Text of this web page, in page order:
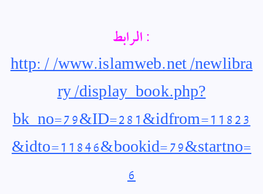
الرابط :
http://www.islamweb.net/newlibra
ry/display_book.php?
bk_no=79&ID=281&idfrom=11823
&idto=11846&bookid=79&startno=
6